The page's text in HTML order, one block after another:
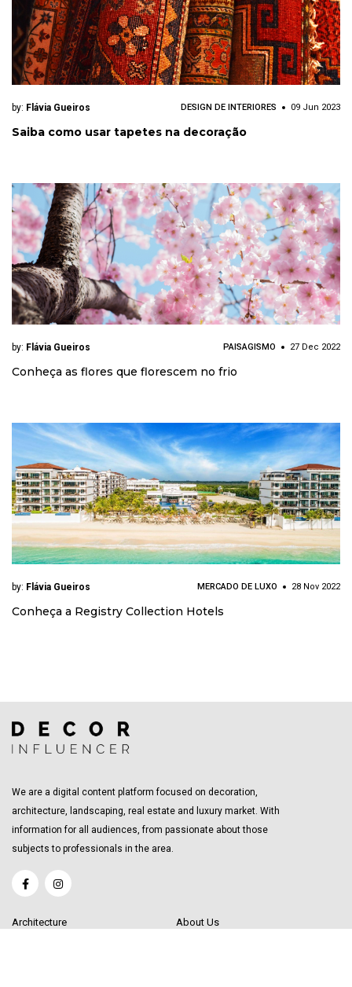
by: Flávia Gueiros DESIGN DE INTERIORES 09 Jun 2023
Saiba como usar tapetes na decoração
by: Flávia Gueiros PAISAGISMO 27 Dec 2022
Conheça as flores que florescem no frio
by: Flávia Gueiros MERCADO DE LUXO 28 Nov 2022
Conheça a Registry Collection Hotels
We are a digital content platform focused on decoration,
architecture, landscaping, real estate and luxury market. With
information for all audiences, from passionate about those
subjects to professionals in the area.
Architecture About Us